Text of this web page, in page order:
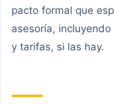
pacto formal que
asesoría,
y tarifas, si las hay.